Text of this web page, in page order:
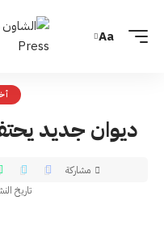
Aa
ديوان جديد
تاريخ النشر : 23/
مشاركة